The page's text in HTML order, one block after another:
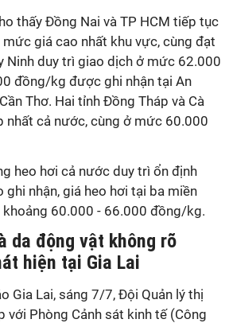
thấy Đồng Nai và TP HCM tiếp tục
mức giá cao nhất khu vực, cùng đạt
Ninh duy trì giao dịch ở mức 62.000
đồng/kg được ghi nhận tại An
Thơ. Hai tỉnh Đồng Tháp và Cà
nhất cả nước, cùng ở mức 60.000
heo hơi cả nước duy trì ổn định
ghi nhận, giá heo hơi tại ba miền
60.000 - 66.000 đồng/kg.
da động vật không rõ
hiện tại Gia Lai
Gia Lai, sáng 7/7, Đội Quản lý thị
Phòng Cảnh sát kinh tế (Công